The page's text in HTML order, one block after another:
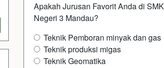
Apakah Jurusan Favorit Anda di SMK
Negeri 3 Mandau?
Teknik Pemboran minyak dan gas
Teknik produksi migas
Teknik Geomatika